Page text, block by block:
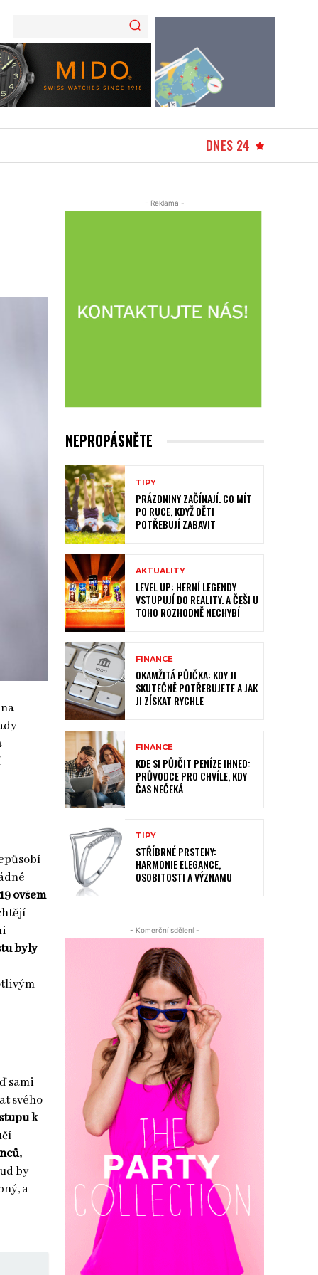
DNES 24
ovšem
byly
sami
svého
k
by
a
- Reklama -
NEPROPÁSNĚTE
TIPY
PRÁZDNINY ZAČÍNAJÍ. CO MÍT
PO RUCE, KDYŽ DĚTI
POTŘEBUJÍ ZABAVIT
AKTUALITY
LEVEL UP: HERNÍ LEGENDY
VSTUPUJÍ DO REALITY. A ČEŠI U
TOHO ROZHODNĚ NECHYBÍ
FINANCE
OKAMŽITÁ PŮJČKA: KDY JI
SKUTEČNĚ POTŘEBUJETE A JAK
JI ZÍSKAT RYCHLE
FINANCE
KDE SI PŮJČIT PENÍZE IHNED:
PRŮVODCE PRO CHVÍLE, KDY
ČAS NEČEKÁ
TIPY
STŘÍBRNÉ PRSTENY:
HARMONIE ELEGANCE,
OSOBITOSTI A VÝZNAMU
- Komerční sdělení -